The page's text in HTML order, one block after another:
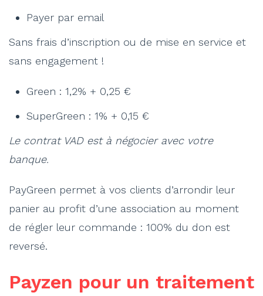
Payer par email
Sans frais d’inscription ou de mise en service et
sans engagement !
Green : 1,2% + 0,25 €
SuperGreen : 1% + 0,15 €
Le contrat VAD est à négocier avec votre
banque.
PayGreen permet à vos clients d’arrondir leur
panier au profit d’une association au moment
de régler leur commande : 100% du don est
reversé.
Payzen pour un traitement